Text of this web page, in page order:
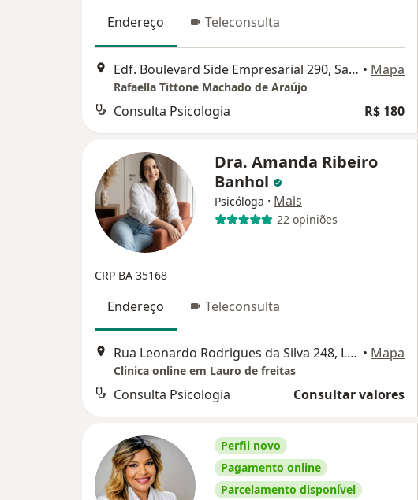
Endereço Teleconsulta
Edf. Boulevard Side Empresarial 290, Salvador • Mapa
Rafaella Tittone Machado de Araújo
Consulta Psicologia R$ 180
Dra. Amanda Ribeiro
Banhol
Psicóloga · Mais
22 opiniões
CRP BA 35168
Endereço Teleconsulta
Rua Leonardo Rodrigues da Silva 248, Lauro de Freitas • Mapa
Clinica online em Lauro de freitas
Consulta Psicologia Consultar valores
Perfil novo
Pagamento online
Parcelamento disponível